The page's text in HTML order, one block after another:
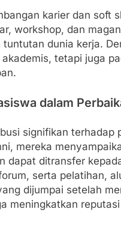
karier dan soft
workshop, dan
tuntutan dunia kerja.
tetapi juga
dalam
signifikan
mereka
dapat ditransfer
serta pelatihan,
dijumpai setelah
meningkatkan